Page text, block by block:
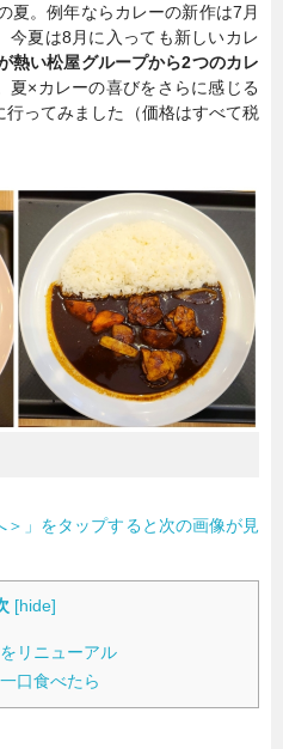
ニュース
スキル
エンタメ
一覧
。例年ならカレーの新作は7月
今夏は8月に入っても新しいカレ
熱い松屋グループから2つのカレ
夏×カレーの喜びをさらに感じる
ってみました（価格はすべて税
＞」をタップすると次の画像が見
[hide]
リニューアル
口食べたら